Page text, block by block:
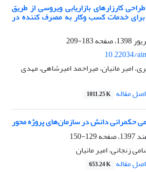
کارزارهای بازاریابی ویروسی از طریق
خدمات کسب وکار به مصرف کننده در
183-209
10.22034/
امیر مانیان، میراحمد امیرشاهی، مهدی
اصل مقاله 1011.25 K
حکمرانی دانش در سازمان‌های پروژه محور
129-150
زنجانی، امیر مانیان
اصل مقاله 653.24 K